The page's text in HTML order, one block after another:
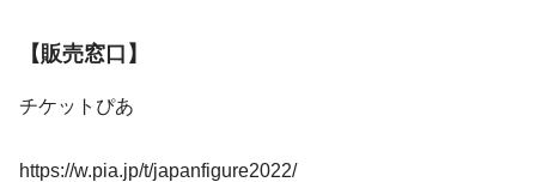
【販売窓口】
チケットぴあ
https://w.pia.jp/t/japanfigure2022/